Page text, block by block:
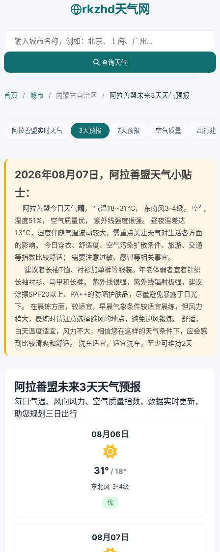
rkzhd天气网
查询天气
首页 / 城市 / 内蒙古自治区 / 阿拉善盟未来3天天气预报
阿拉善盟实时天气 3天预报 7天预报 空气质量 出行建
2026年08月07日，阿拉善盟天气小贴
士：
阿拉善盟今日天气晴， 气温18~31℃， 东南风3-4级， 空气
湿度51%， 空气质量优， 紫外线强度很强。 昼夜温差达
13℃，湿度伴随气温波动较大，需重点关注天气对生活各方面
的影响。 今日穿衣、舒适度、空气污染扩散条件、旅游、交通
等指数比较舒适； 需要注意过敏、感冒等相关事宜。
建议着长袖T恤、衬衫加单裤等服装。年老体弱者宜着针织
长袖衬衫、马甲和长裤。 紫外线很强，紫外线辐射极强，建议
涂擦SPF20以上、PA++的防晒护肤品，尽量避免暴露于日光
下。 在晨练方面，较适宜，早晨气象条件较适宜晨练，但风力
稍大，晨练时请注意选择避风的地点，避免迎风锻炼。 舒适，
白天温度适宜，风力不大，相信您在这样的天气条件下，应会感
到比较清爽和舒适。 洗车适宜，适宜洗车，至少可维持2天
阿拉善盟未来3天天气预报
每日气温、风向风力、空气质量指数，数据实时更新，
助您规划三日出行
08月06日
31° / 18°
东北风 3-4级
优
08月07日